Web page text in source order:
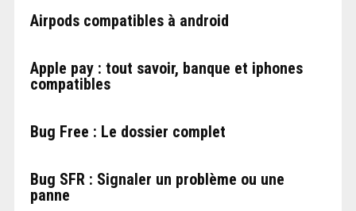
Airpods compatibles à android
Apple pay : tout savoir, banque et iphones
compatibles
Bug Free : Le dossier complet
Bug SFR : Signaler un problème ou une
panne